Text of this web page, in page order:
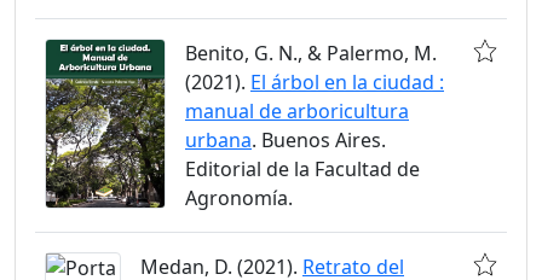
Benito, G. N., & Palermo, M.
(2021). El árbol en la ciudad :
manual de arboricultura
urbana. Buenos Aires.
Editorial de la Facultad de
Agronomía.
Medan, D. (2021). Retrato del